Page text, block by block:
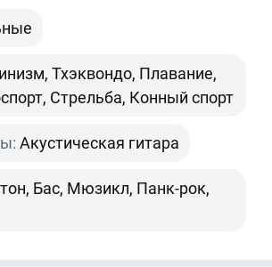
Тхэквондо, Плавание,
Стрельба, Конный спорт
Акустическая гитара
Бас, Мюзикл, Панк-рок,